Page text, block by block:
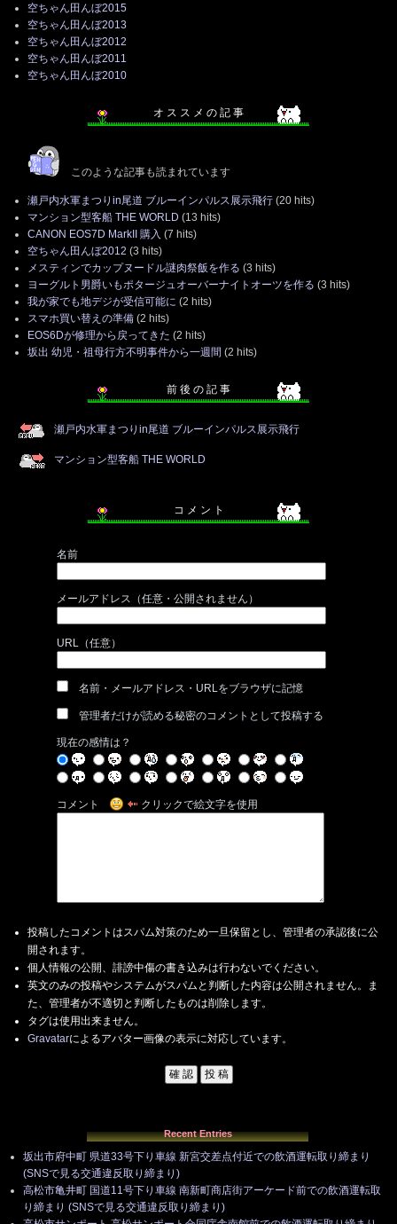
空ちゃん田んぼ2015
空ちゃん田んぼ2013
空ちゃん田んぼ2012
空ちゃん田んぼ2011
空ちゃん田んぼ2010
オ ス ス メ の 記 事
このような記事も読まれています
瀬戸内水軍まつりin尾道 ブルーインパルス展示飛行 (20 hits)
マンション型客船 THE WORLD (13 hits)
CANON EOS7D MarkII 購入 (7 hits)
空ちゃん田んぼ2012 (3 hits)
メスティンでカップヌードル謎肉祭飯を作る (3 hits)
ヨーグルト男爵いもポタージュオーバーナイトオーツを作る (3 hits)
我が家でも地デジが受信可能に (2 hits)
スマホ買い替えの準備 (2 hits)
EOS6Dが修理から戻ってきた (2 hits)
坂出 幼児・祖母行方不明事件から一週間 (2 hits)
前 後 の 記 事
瀬戸内水軍まつりin尾道 ブルーインパルス展示飛行
マンション型客船 THE WORLD
コ メ ン ト
名前
メールアドレス（任意・公開されません）
URL（任意）
名前・メールアドレス・URLをブラウザに記憶
管理者だけが読める秘密のコメントとして投稿する
現在の感情は？
コメント クリックで絵文字を使用
投稿したコメントはスパム対策のため一旦保留とし、管理者の承認後に公
開されます。
個人情報の公開、誹謗中傷の書き込みは行わないでください。
英文のみの投稿やシステムがスパムと判断した内容は公開されません。ま
た、管理者が不適切と判断したものは削除します。
タグは使用出来ません。
Gravatarによるアバター画像の表示に対応しています。
Recent Entries
坂出市府中町 県道33号下り車線 新宮交差点付近での飲酒運転取り締まり
(SNSで見る交通違反取り締まり)
高松市亀井町 国道11号下り車線 南新町商店街アーケード前での飲酒運転取
り締まり (SNSで見る交通違反取り締まり)